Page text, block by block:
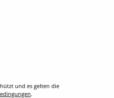
und es gelten die
.